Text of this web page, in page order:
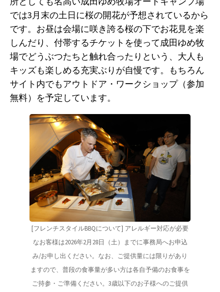
では3月末の土日に桜の開花が予想されているから
です。お昼は会場に咲き誇る桜の下でお花見を楽
しんだり、付帯するチケットを使って成田ゆめ牧
場でどうぶつたちと触れ合ったりという、大人も
キッズも楽しめる充実ぶりが自慢です。もちろん
サイト内でもアウトドア・ワークショップ（参加
無料）を予定しています。
[フレンチスタイルBBQについて] アレルギー対応が必要
なお客様は2026年2月28日（土）までに事務局へお申込
み/お申し出ください。なお、ご提供量には限りがあり
ますので、普段の食事量が多い方は各自予備のお食事を
ご持参・ご準備ください。3歳以下のお子様へのご提供